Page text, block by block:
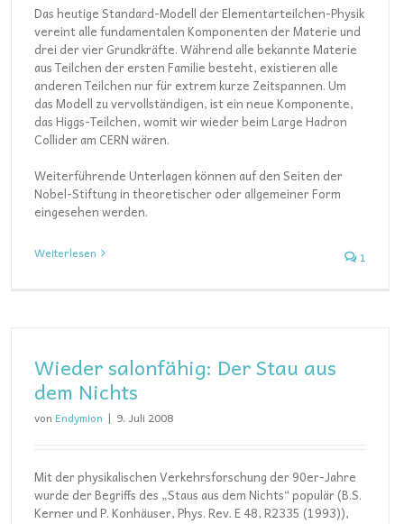
Das heutige Standard-Modell der Elementarteilchen-Physik
vereint alle fundamentalen Komponenten der Materie und
drei der vier Grundkräfte. Während alle bekannte Materie
aus Teilchen der ersten Familie besteht, existieren alle
anderen Teilchen nur für extrem kurze Zeitspannen. Um
das Modell zu vervollständigen, ist ein neue Komponente,
das Higgs-Teilchen, womit wir wieder beim Large Hadron
Collider am CERN wären.
Weiterführende Unterlagen können auf den Seiten der
Nobel-Stiftung in theoretischer oder allgemeiner Form
eingesehen werden.
Weiterlesen 1
Wieder salonfähig: Der Stau aus
dem Nichts
von Endymion | 9. Juli 2008
Mit der physikalischen Verkehrsforschung der 90er-Jahre
wurde der Begriffs des „Staus aus dem Nichts“ populär (B.S.
Kerner und P. Konhäuser, Phys. Rev. E 48, R2335 (1993)),